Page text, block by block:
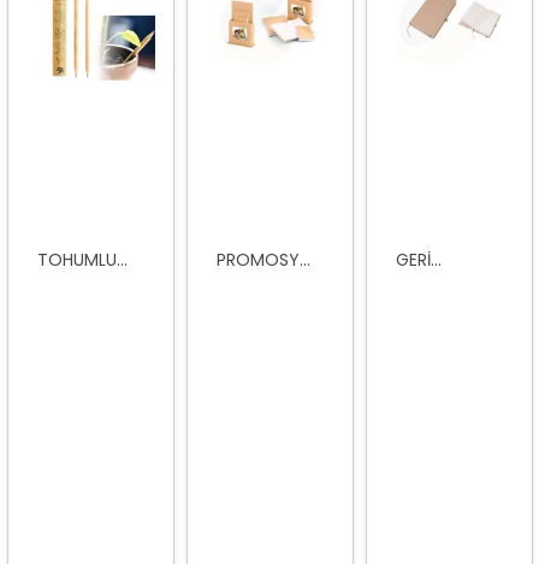
TOHUMLU... PROMOSY... GERI...